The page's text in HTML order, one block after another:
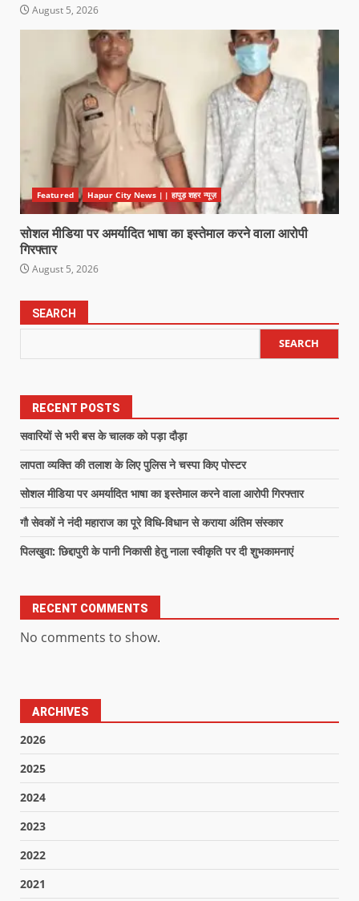
August 5, 2026
Featured Hapur City News || हापुड़ शहर न्यूज़
सोशल मीडिया पर अमर्यादित भाषा का इस्तेमाल करने वाला आरोपी
गिरफ्तार
August 5, 2026
SEARCH
SEARCH
RECENT POSTS
सवारियों से भरी बस के चालक को पड़ा दौड़ा
लापता व्यक्ति की तलाश के लिए पुलिस ने चस्पा किए पोस्टर
सोशल मीडिया पर अमर्यादित भाषा का इस्तेमाल करने वाला आरोपी गिरफ्तार
गौ सेवकों ने नंदी महाराज का पूरे विधि-विधान से कराया अंतिम संस्कार
पिलखुवा: छिद्दापुरी के पानी निकासी हेतु नाला स्वीकृति पर दी शुभकामनाएं
RECENT COMMENTS
No comments to show.
ARCHIVES
2026
2025
2024
2023
2022
2021